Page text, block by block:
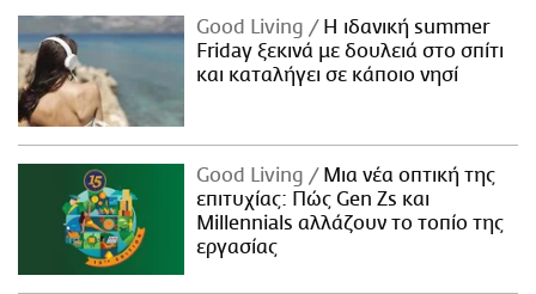
Good Living
Η ιδανική summer
Friday ξεκινά με δουλειά στο σπίτι
και καταλήγει σε κάποιο νησί
Good Living
Μια νέα οπτική της
επιτυχίας: Πώς Gen Zs και
Millennials αλλάζουν το τοπίο της
εργασίας